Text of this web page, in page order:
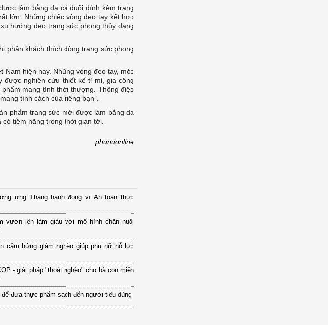
làm bằng da cá đuối đính kèm trang
lớn. Những chiếc vòng đeo tay kết hợp
hướng đeo trang sức phong thủy đang
phần khách thích dòng trang sức phong
hiện nay. Những vòng đeo tay, móc
được nghiên cứu thiết kế tỉ mỉ, gia công
mang tính thời thượng. Thông điệp
tính cách của riêng bạn”.
phẩm trang sức mới được làm bằng da
tiềm năng trong thời gian tới.
phunuonline
ứng Tháng hành động vì An toàn thực
vươn lên làm giàu với mô hình chăn nuôi
cảm hứng giảm nghèo giúp phụ nữ nỗ lực
- giải pháp "thoát nghèo" cho bà con miền
để đưa thực phẩm sạch đến người tiêu dùng